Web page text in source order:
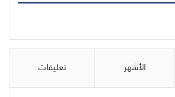
الأشهر تعليقات